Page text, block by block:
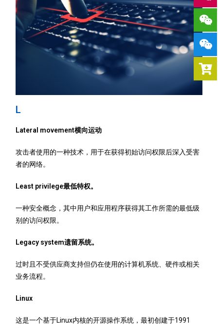
L
Lateral movement横向运动
攻击者使用的一种技术，用于在获得初始访问权限后深入受害
者的网络。
Least privilege最低特权。
一种安全概念，其中用户和应用程序获得其工作所需的最低级
别的访问权限。
Legacy system遗留系统。
过时且不受供应商支持但仍在使用的计算机系统、硬件或相关
业务流程。
Linux
这是一个基于Linux内核的开源操作系统，最初创建于1991